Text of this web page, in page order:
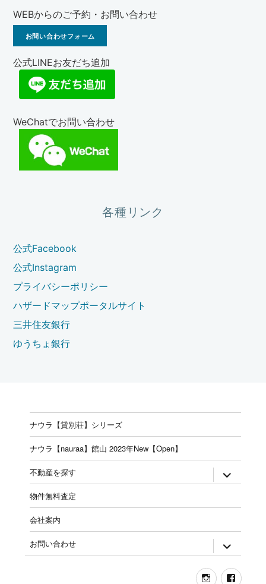
WEBからのご予約・お問い合わせ
お問い合わせフォーム
公式LINEお友だち追加
WeChatでお問い合わせ
各種リンク
公式Facebook
公式Instagram
プライバシーポリシー
ハザードマップポータルサイト
三井住友銀行
ゆうちょ銀行
ナウラ【貸別荘】シリーズ
ナウラ【nauraa】館山 2023年New【Open】
不動産を探す expand
child
物件無料査定
会社案内
お問い合わせ expand
child
Instagram